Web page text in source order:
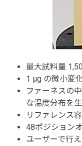
最大試料量
1 μg の微小変
ファーネスの
な温度分布を生
リファレンス
48ポジション
ユーザーで行